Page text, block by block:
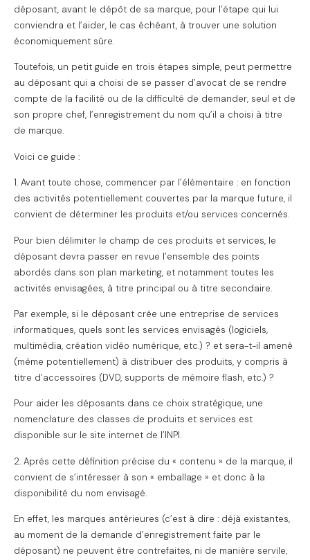
déposant, avant le dépôt de sa marque, pour l’étape qui lui
conviendra et l’aider, le cas échéant, à trouver une solution
économiquement sûre.
Toutefois, un petit guide en trois étapes simple, peut permettre
au déposant qui a choisi de se passer d’avocat de se rendre
compte de la facilité ou de la difficulté de demander, seul et de
son propre chef, l’enregistrement du nom qu’il a choisi à titre
de marque.
Voici ce guide :
1. Avant toute chose, commencer par l’élémentaire : en fonction
des activités potentiellement couvertes par la marque future, il
convient de déterminer les produits et/ou services concernés.
Pour bien délimiter le champ de ces produits et services, le
déposant devra passer en revue l’ensemble des points
abordés dans son plan marketing, et notamment toutes les
activités envisagées, à titre principal ou à titre secondaire.
Par exemple, si le déposant crée une entreprise de services
informatiques, quels sont les services envisagés (logiciels,
multimédia, création vidéo numérique, etc.) ? et sera-t-il amené
(même potentiellement) à distribuer des produits, y compris à
titre d’accessoires (DVD, supports de mémoire flash, etc.) ?
Pour aider les déposants dans ce choix stratégique, une
nomenclature des classes de produits et services est
disponible sur le site internet de l’INPI.
2. Après cette définition précise du « contenu » de la marque, il
convient de s’intéresser à son « emballage » et donc à la
disponibilité du nom envisagé.
En effet, les marques antérieures (c’est à dire : déjà existantes,
au moment de la demande d’enregistrement faite par le
déposant) ne peuvent être contrefaites, ni de manière servile,